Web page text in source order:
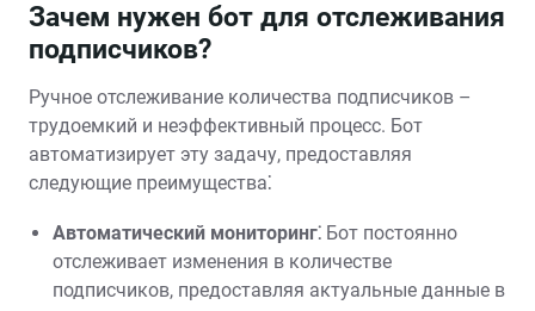
Зачем нужен бот для отслеживания
подписчиков?
Ручное отслеживание количества подписчиков –
трудоемкий и неэффективный процесс. Бот
автоматизирует эту задачу, предоставляя
следующие преимущества⁚
Автоматический мониторинг⁚ Бот постоянно
отслеживает изменения в количестве
подписчиков, предоставляя актуальные данные в